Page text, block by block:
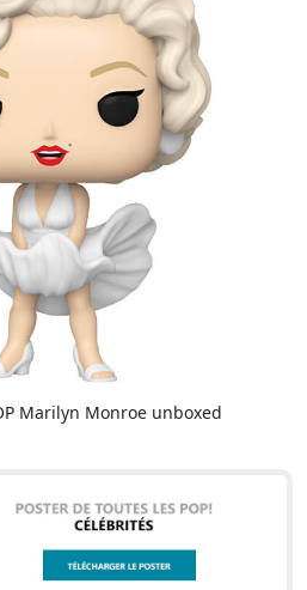
Marilyn Monroe unboxed